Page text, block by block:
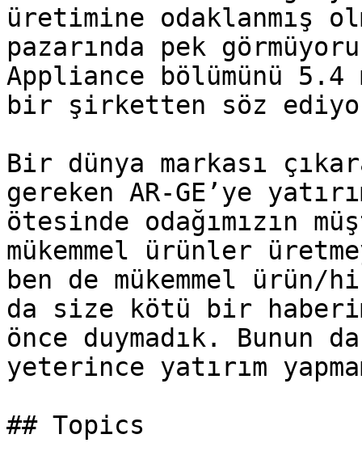
üretimine odaklanmış
pazarında pek
Appliance bölümünü
bir şirketten söz
Bir dünya markası
gereken AR-GE’ye
ötesinde odağımızın
mükemmel ürünler
ben de mükemmel ürün/
da size kötü bir
önce duymadık.
yeterince yatırım
## Topics